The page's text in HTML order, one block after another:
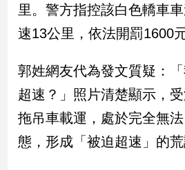
會
點
觀
兩
岸/
里。警方指控該白色轎車
速13公里，依法開罰1600元
郭姓網友代為發文質疑：
超速？」照片清楚顯示，
拖吊車載運，處於完全無
態，形成「被迫超速」的荒